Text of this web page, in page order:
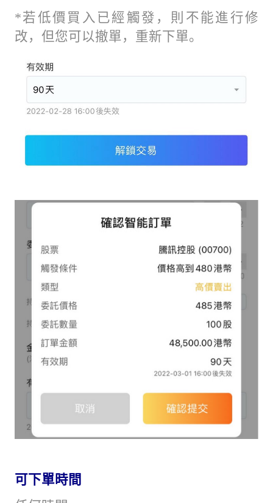
*若低價買入已經觸發，則不能進行修
改，但您可以撤單，重新下單。
可下單時間